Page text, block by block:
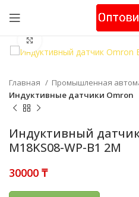
Главная
Промышленная
Индуктивные датчики Omron
Индуктивный
M18KS08-WP-B1 2M
₸